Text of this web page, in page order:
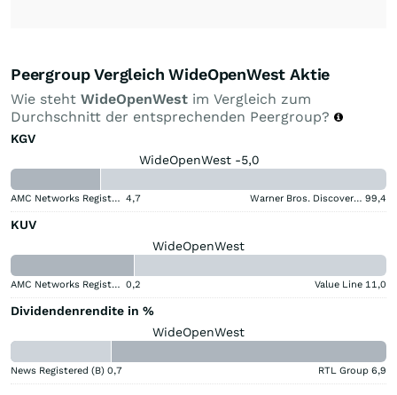
Peergroup Vergleich WideOpenWest Aktie
Wie steht WideOpenWest im Vergleich zum
Durchschnitt der entsprechenden Peergroup?
KGV
WideOpenWest -5,0
AMC Networks Registered (A) 4,7 Warner Bros. Discovery (A) 99,4
KUV
WideOpenWest
AMC Networks Registered (A) 0,2 Value Line 11,0
Dividendenrendite in %
WideOpenWest
News Registered (B) 0,7 RTL Group 6,9